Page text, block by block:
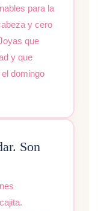
para la
y cero
que
y que
domingo
Son